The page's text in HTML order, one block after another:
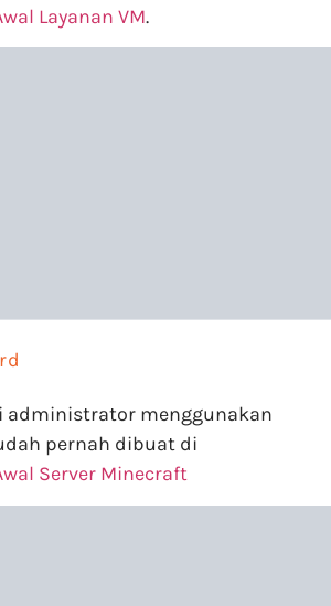
Layanan VM.
administrator menggunakan
pernah dibuat di
Server Minecraft